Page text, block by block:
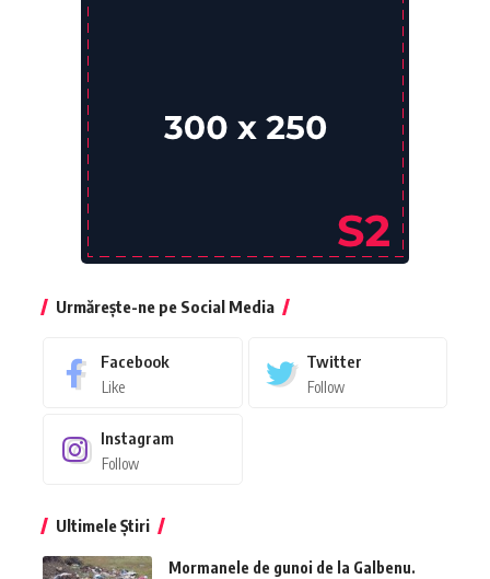
Urmărește-ne pe Social Media
Facebook
Like
Twitter
Follow
Instagram
Follow
Ultimele Știri
Mormanele de gunoi de la Galbenu.